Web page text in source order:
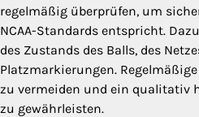
regelmäßig überprüfen, um
NCAA-Standards entspricht.
des Zustands des Balls, des
Platzmarkierungen.
zu vermeiden und ein qualitativ
zu gewährleisten.